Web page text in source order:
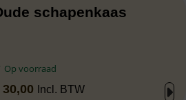
schapenkaas
Op voorraad
30,00 Incl. BTW